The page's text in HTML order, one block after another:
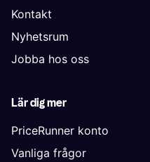
Kontakt
Nyhetsrum
Jobba hos oss
Lär dig mer
PriceRunner konto
Vanliga frågor